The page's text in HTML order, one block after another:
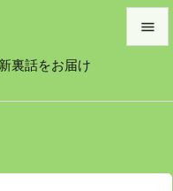
裏話をお届け

前へ